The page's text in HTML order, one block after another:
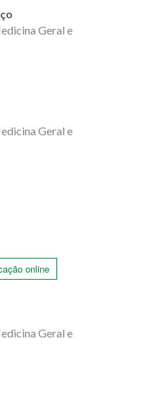
Geral e
Geral e
online
Geral e